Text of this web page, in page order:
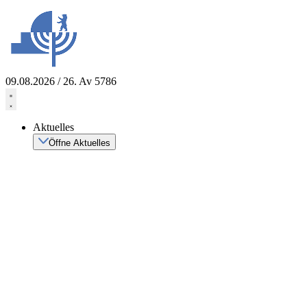
springen
09.08.2026 / 26. Av 5786
Aktuelles
Öffne Aktuelles